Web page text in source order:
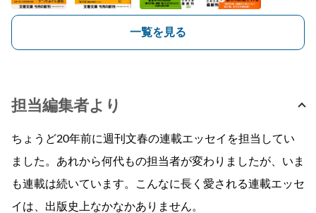
一覧を見る
担当編集者より
ちょうど20年前に週刊文春の連載エッセイを担当してい
ました。あれから何代もの担当者が変わりましたが、いま
も連載は続いています。こんなに長く愛される連載エッセ
イは、出版史上なかなかありません。